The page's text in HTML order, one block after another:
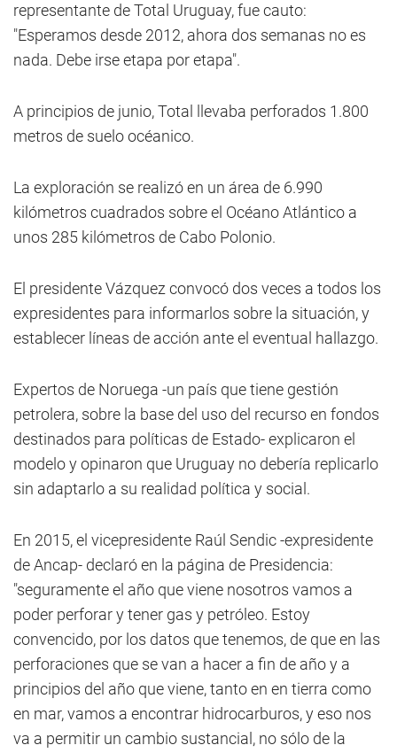
representante de Total Uruguay, fue cauto:
"Esperamos desde 2012, ahora dos semanas no es
nada. Debe irse etapa por etapa".
A principios de junio, Total llevaba perforados 1.800
metros de suelo océanico.
La exploración se realizó en un área de 6.990
kilómetros cuadrados sobre el Océano Atlántico a
unos 285 kilómetros de Cabo Polonio.
El presidente Vázquez convocó dos veces a todos los
expresidentes para informarlos sobre la situación, y
establecer líneas de acción ante el eventual hallazgo.
Expertos de Noruega -un país que tiene gestión
petrolera, sobre la base del uso del recurso en fondos
destinados para políticas de Estado- explicaron el
modelo y opinaron que Uruguay no debería replicarlo
sin adaptarlo a su realidad política y social.
En 2015, el vicepresidente Raúl Sendic -expresidente
de Ancap- declaró en la página de Presidencia:
"seguramente el año que viene nosotros vamos a
poder perforar y tener gas y petróleo. Estoy
convencido, por los datos que tenemos, de que en las
perforaciones que se van a hacer a fin de año y a
principios del año que viene, tanto en en tierra como
en mar, vamos a encontrar hidrocarburos, y eso nos
va a permitir un cambio sustancial, no sólo de la